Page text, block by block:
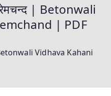
प्रेमचन्द | Betonwali
| PDF
Betonwali Vidhava Kahani